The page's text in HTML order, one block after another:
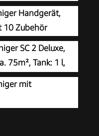
Dampf, 15s
Handgerät,
10 Zubehör
SC 2 Deluxe,
75m², Tank: 1 l,
bar, Aufheizzeit:
mit
3 Düsen,Single
mit